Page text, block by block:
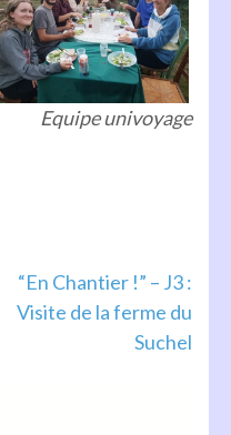
Equipe univoyage
“En Chantier !” – J3 :
Visite de la ferme du
Suchel